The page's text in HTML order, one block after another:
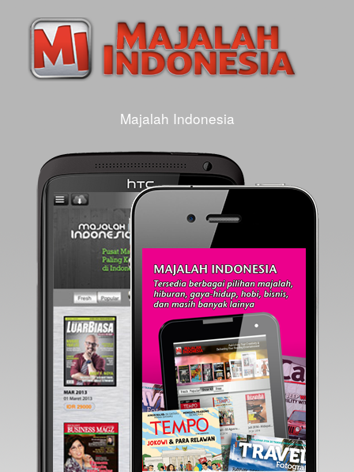
Majalah Indonesia